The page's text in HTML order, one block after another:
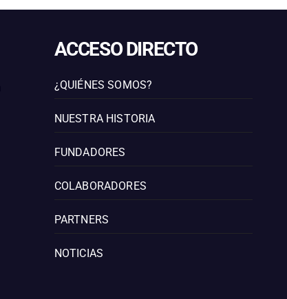
ACCESO DIRECTO
¿QUIÉNES SOMOS?
NUESTRA HISTORIA
FUNDADORES
COLABORADORES
PARTNERS
NOTICIAS